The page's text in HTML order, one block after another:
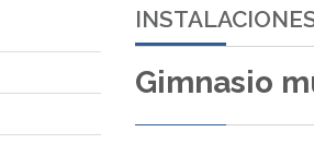
Gimnasio